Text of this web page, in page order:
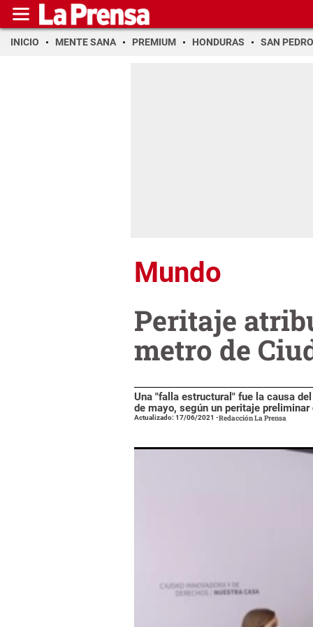
INICIO MENTE SANA PREMIUM HONDURAS SAN PEDRO
Mundo
Peritaje
metro de
Una "falla estructural" fue la causa
de mayo, según un peritaje
Actualizado: 17/06/2021 -Redacción La Prensa